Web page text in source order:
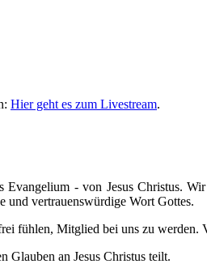
Hier geht es zum Livestream.
- von Jesus Christus.
und vertrauenswürdige Wort Gottes.
fühlen, Mitglied bei uns zu
Glauben an Jesus Christus teilt.